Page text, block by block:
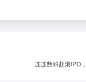
连连数科赴港IPO